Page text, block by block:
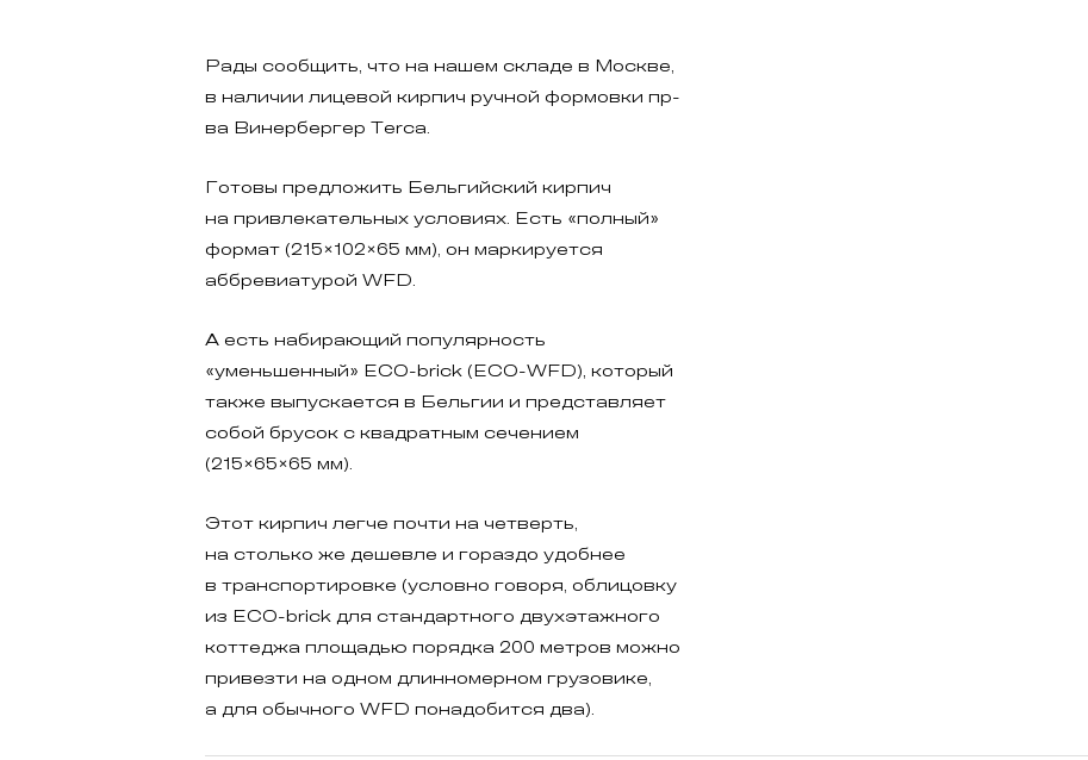
Рады сообщить, что на нашем складе в Москве,
в наличии лицевой кирпич ручной формовки пр-
ва Винербергер Terca.
Готовы предложить Бельгийский кирпич
на привлекательных условиях. Есть «полный»
формат (215×102×65 мм), он маркируется
аббревиатурой WFD.
А есть набирающий популярность
«уменьшенный» ECO-brick (ECO-WFD), который
также выпускается в Бельгии и представляет
собой брусок с квадратным сечением
(215×65×65 мм).
Этот кирпич легче почти на четверть,
на столько же дешевле и гораздо удобнее
в транспортировке (условно говоря, облицовку
из ECO-brick для стандартного двухэтажного
коттеджа площадью порядка 200 метров можно
привезти на одном длинномерном грузовике,
а для обычного WFD понадобится два).